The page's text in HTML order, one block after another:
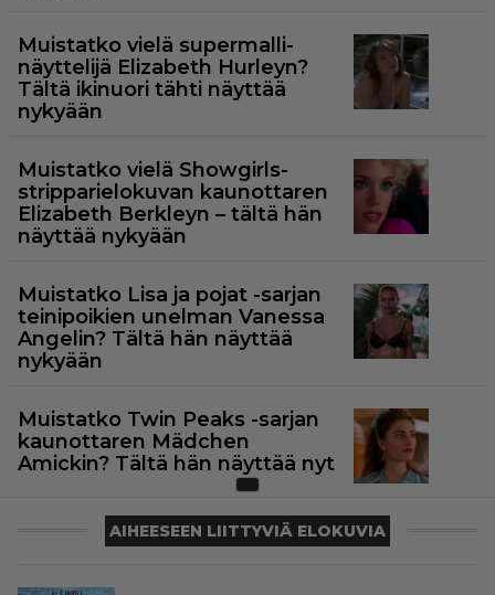
Muistatko vielä supermalli-
näyttelijä Elizabeth Hurleyn?
Tältä ikinuori tähti näyttää
nykyään
Muistatko vielä Showgirls-
stripparielokuvan kaunottaren
Elizabeth Berkleyn – tältä hän
näyttää nykyään
Muistatko Lisa ja pojat -sarjan
teinipoikien unelman Vanessa
Angelin? Tältä hän näyttää
nykyään
Muistatko Twin Peaks -sarjan
kaunottaren Mädchen
Amickin? Tältä hän näyttää nyt
AIHEESEEN LIITTYVIÄ ELOKUVIA